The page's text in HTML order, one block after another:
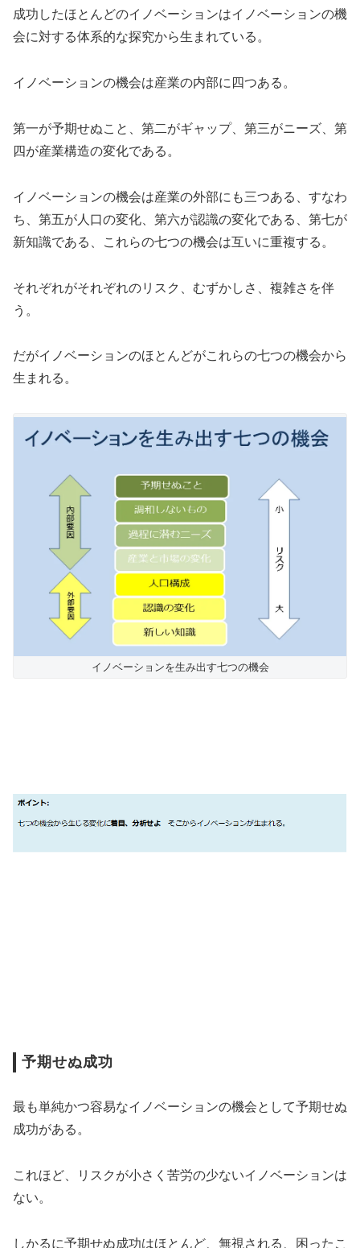
成功したほとんどのイノベーションはイノベーションの機
会に対する体系的な探究から生まれている。
イノベーションの機会は産業の内部に四つある。
第一が予期せぬこと、第二がギャップ、第三がニーズ、第
四が産業構造の変化である。
イノベーションの機会は産業の外部にも三つある、すなわ
ち、第五が人口の変化、第六が認識の変化である、第七が
新知識である、これらの七つの機会は互いに重複する。
それぞれがそれぞれのリスク、むずかしさ、複雑さを伴
う。
だがイノベーションのほとんどがこれらの七つの機会から
生まれる。
イノベーションを生み出す七つの機会
予期せぬ成功
最も単純かつ容易なイノベーションの機会として予期せぬ
成功がある。
これほど、リスクが小さく苦労の少ないイノベーションは
ない。
しかるに予期せぬ成功はほとんど、無視される、困ったこ